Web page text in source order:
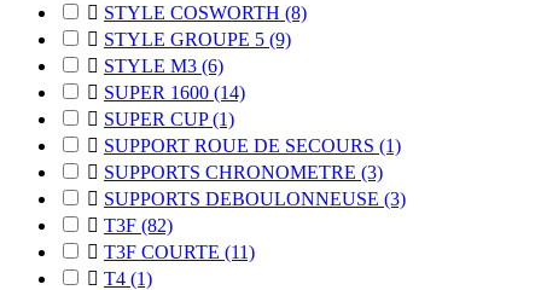
 STYLE COSWORTH (8)
 STYLE GROUPE 5 (9)
 STYLE M3 (6)
 SUPER 1600 (14)
 SUPER CUP(1)
 SUPPORT ROUE DE SECOURS (1)
 SUPPORTS CHRONOMETRE (3)
 SUPPORTS DEBOULONNEUSE (3)
 T3F (82)
 T3F COURTE (11)
 T4 (1)